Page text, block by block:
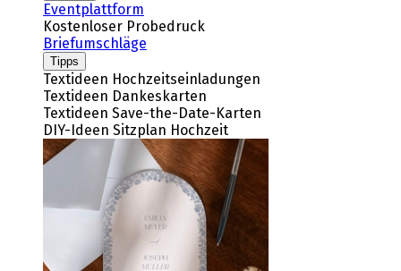
Eventplattform
Kostenloser Probedruck
Briefumschläge
Tipps
Textideen Hochzeitseinladungen
Textideen Dankeskarten
Textideen Save-the-Date-Karten
DIY-Ideen Sitzplan Hochzeit